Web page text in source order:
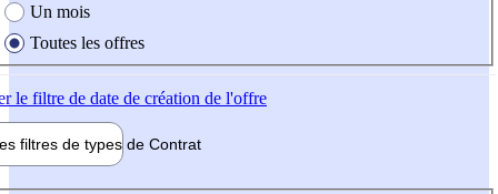
Un mois
Toutes les offres
le filtre de date de création de l'offre
filtres de types de Contrat